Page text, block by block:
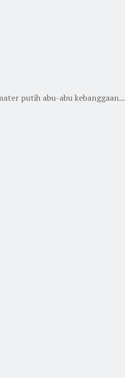
putih abu-abu kebanggaan...